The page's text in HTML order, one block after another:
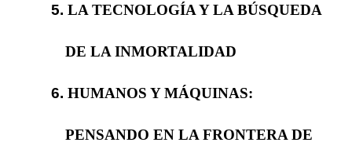
5.LA TECNOLOGÍA Y LA BÚSQUEDA
DE LA INMORTALIDAD
6.HUMANOS Y MÁQUINAS:
PENSANDO EN LA FRONTERA DE